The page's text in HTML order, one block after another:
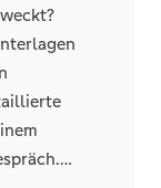
dehnt
aus. In
die